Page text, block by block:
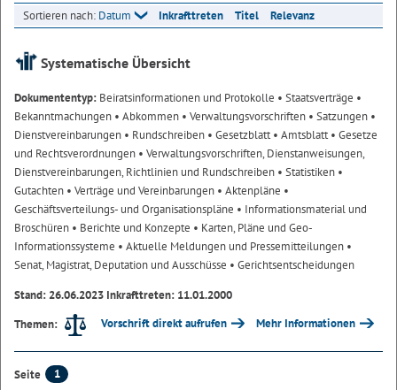
Sortieren nach: Datum Inkrafttreten Titel Relevanz
Systematische Übersicht
Dokumententyp: Beiratsinformationen und Protokolle • Staatsverträge •
Bekanntmachungen • Abkommen • Verwaltungsvorschriften • Satzungen •
Dienstvereinbarungen • Rundschreiben • Gesetzblatt• Amtsblatt• Gesetze
und Rechtsverordnungen • Verwaltungsvorschriften, Dienstanweisungen,
Dienstvereinbarungen, Richtlinien und Rundschreiben • Statistiken •
Gutachten • Verträge und Vereinbarungen • Aktenpläne •
Geschäftsverteilungs- und Organisationspläne • Informationsmaterial und
Broschüren • Berichte und Konzepte • Karten, Pläne und Geo-
Informationssysteme • Aktuelle Meldungen und Pressemitteilungen •
Senat, Magistrat, Deputation und Ausschüsse • Gerichtsentscheidungen
Stand: 26.06.2023 Inkrafttreten: 11.01.2000
Themen:
Vorschrift direkt aufrufen Mehr Informationen
Seite
1